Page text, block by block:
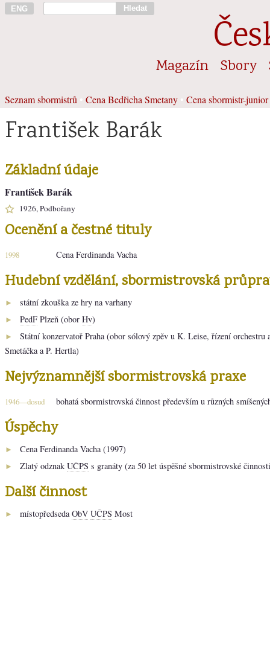
ENG Hledat
Magazín Sbory
Seznam sbormistrů Cena Bedřicha Smetany Cena sbormistr-junior
František Barák
Základní údaje
František Barák
1926, Podbořany
Ocenění a čestné tituly
1998 Cena Ferdinanda Vacha
Hudební vzdělání, sbormistrovská
► státní zkouška ze hry na varhany
► PedF Plzeň (obor Hv)
►
Státní konzervatoř Praha (obor sólový zpěv u K. Leise, řízení orchestru
Smetáčka a P. Hertla)
Nejvýznamnější sbormistrovská praxe
1946—dosud bohatá sbormistrovská činnost především u různých
Úspěchy
► Cena Ferdinanda Vacha (1997)
► Zlatý odznak UČPS s granáty (za 50 let úspěšné sbormistrovské
Další činnost
► místopředseda ObV UČPS Most